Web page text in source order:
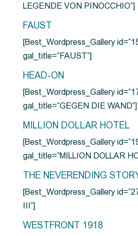
LEGENDE VON PINOCCHIO”]
FAUST
[Best_Wordpress_Gallery
gal_title=”FAUST”]
HEAD-ON
[Best_Wordpress_Gallery
gal_title=”GEGEN DIE WAND”]
MILLION DOLLAR HOTEL
[Best_Wordpress_Gallery
gal_title=”MILLION DOLLAR
THE NEVERENDING
[Best_Wordpress_Gallery
III”]
WESTFRONT 1918